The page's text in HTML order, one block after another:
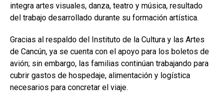
integra artes visuales, danza, teatro y música, resultado
del trabajo desarrollado durante su formación artística.
Gracias al respaldo del Instituto de la Cultura y las Artes
de Cancún, ya se cuenta con el apoyo para los boletos de
avión; sin embargo, las familias continúan trabajando para
cubrir gastos de hospedaje, alimentación y logística
necesarios para concretar el viaje.